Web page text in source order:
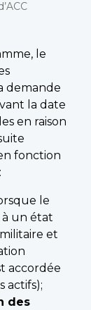
le
demande
la date
en raison
fonction
le
un état
et
accordée
actifs);
des